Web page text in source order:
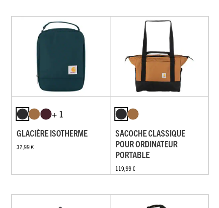
+ 1
GLACIÈRE ISOTHERME
32,99 €
SACOCHE CLASSIQUE
POUR ORDINATEUR
PORTABLE
119,99 €